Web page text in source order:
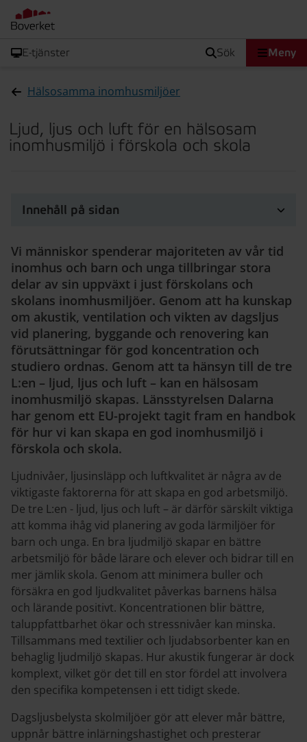
E-tjänster sök Meny
Hälsosamma inomhusmiljöer
Ljud, ljus och luft för en hälsosam
inomhusmiljö i förskola och skola
Innehåll på sidan
Vi människor spenderar majoriteten av vår tid
inomhus och barn och unga tillbringar stora
delar av sin uppväxt i just förskolans och
skolans inomhusmiljöer. Genom att ha kunskap
om akustik, ventilation och vikten av dagsljus
vid planering, byggande och renovering kan
förutsättningar för god koncentration och
studiero ordnas. Genom att ta hänsyn till de tre
L:en – ljud, ljus och luft – kan en hälsosam
inomhusmiljö skapas. Länsstyrelsen Dalarna
har genom ett EU-projekt tagit fram en handbok
för hur vi kan skapa en god inomhusmiljö i
förskola och skola.
Ljudnivåer, ljusinsläpp och luftkvalitet är några av de
viktigaste faktorerna för att skapa en god arbetsmiljö.
De tre L:en - ljud, ljus och luft – är därför särskilt viktiga
att komma ihåg vid planering av goda lärmiljöer för
barn och unga. En bra ljudmiljö skapar en bättre
arbetsmiljö för både lärare och elever och bidrar till en
mer jämlik skola. Genom att minimera buller och
försäkra en god ljudkvalitet påverkas barnens hälsa
och lärande positivt. Koncentrationen blir bättre,
taluppfattbarhet ökar och stressnivåer kan minska.
Tillsammans med textilier och ljudabsorbenter kan en
behaglig ljudmiljö skapas. Hur akustik fungerar är dock
komplext, vilket gör det till en stor fördel att involvera
den specifika kompetensen i ett tidigt skede.
Dagsljusbelysta skolmiljöer gör att elever mår bättre,
uppnår bättre inlärningshastighet och presterar